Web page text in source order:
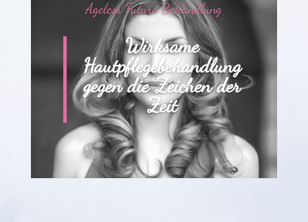
Ageless Future Behandlung
Wirksame
Hautpflegebehandlung
gegen die Zeichen der
Zeit